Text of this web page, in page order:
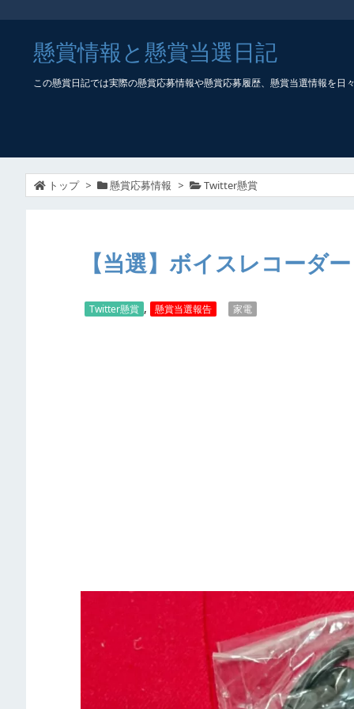
懸賞情報と懸賞当選日記
この懸賞日記では実際の懸賞応募情報や懸賞応募履歴、懸賞当選情報を
トップ > 懸賞応募情報 > Twitter懸賞
【当選】ボイスレコーダー
Twitter懸賞 , 懸賞当選報告 家電